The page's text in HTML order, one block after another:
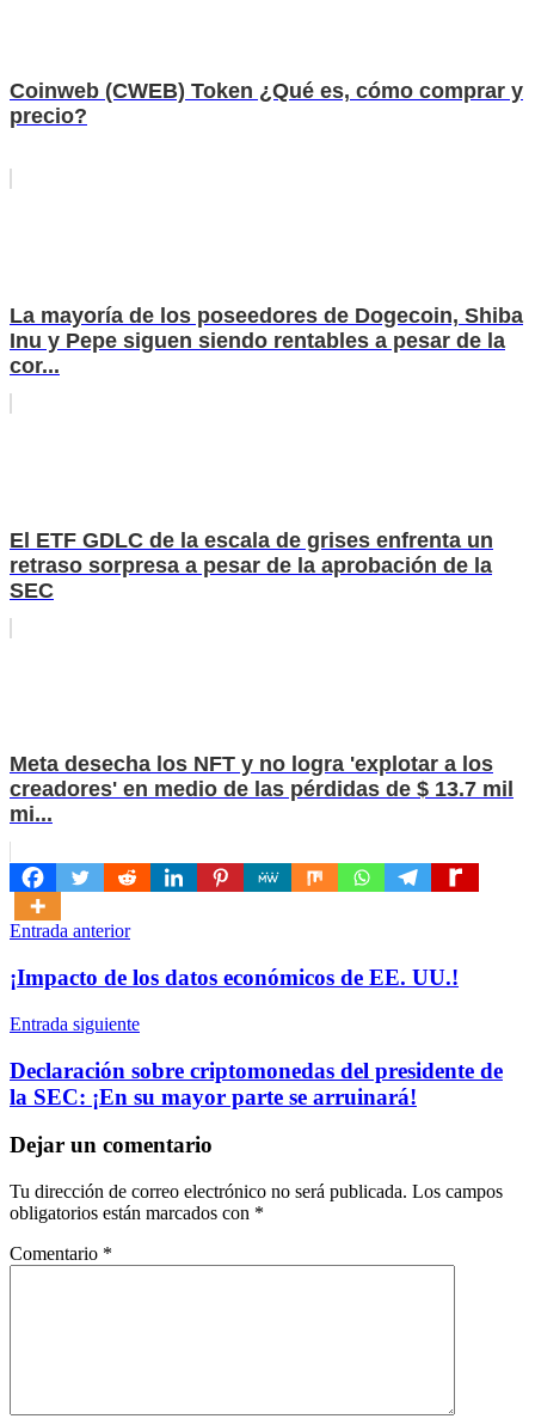
Coinweb (CWEB) Token ¿Qué es, cómo comprar y
precio?
La mayoría de los poseedores de Dogecoin, Shiba
Inu y Pepe siguen siendo rentables a pesar de la
cor...
El ETF GDLC de la escala de grises enfrenta un
retraso sorpresa a pesar de la aprobación de la
SEC
Meta desecha los NFT y no logra 'explotar a los
creadores' en medio de las pérdidas de $ 13.7 mil
mi...
Navegación
de
entradas
Entrada anterior
¡Impacto de los datos económicos de EE. UU.!
Entrada siguiente
Declaración sobre criptomonedas del presidente de
la SEC: ¡En su mayor parte se arruinará!
Dejar un comentario
Tu dirección de correo electrónico no será publicada. Los campos
obligatorios están marcados con *
Comentario *